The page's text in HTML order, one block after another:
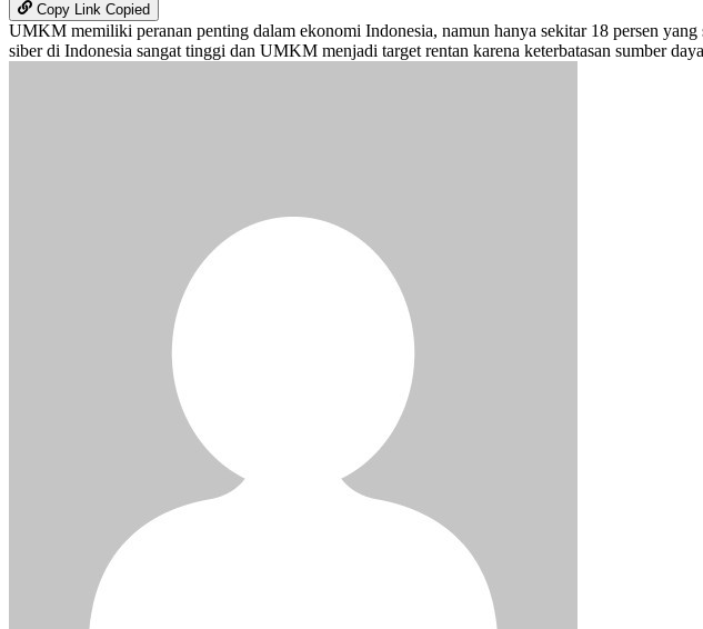
Copy LinkCopied
UMKM memiliki peranan penting dalam ekonomi Indonesia, namun hanya sekitar 18 persen
siber di Indonesia sangat tinggi dan UMKM menjadi target rentan karena keterbatasan sumber